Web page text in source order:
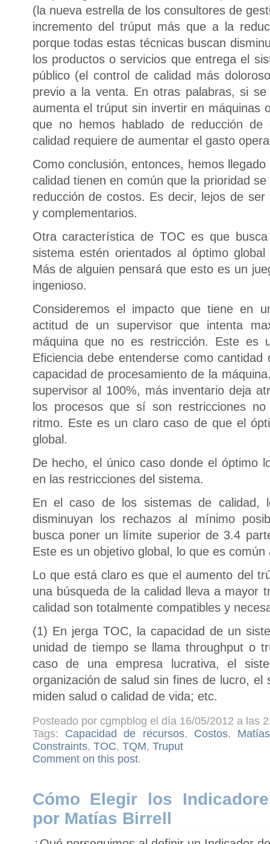
(la nueva estrella de los consultores de
incremento del trúput más que a la
porque todas estas técnicas buscan
los productos o servicios que entrega el
público (el control de calidad más
previo a la venta. En otras palabras, si
aumenta el trúput sin invertir en máquinas
que no hemos hablado de reducción
calidad requiere de aumentar el gasto
Como conclusión, entonces, hemos
calidad tienen en común que la prioridad
reducción de costos. Es decir, lejos de
y complementarios.
Otra característica de TOC es que
sistema estén orientados al óptimo
Más de alguien pensará que esto es un
ingenioso.
Consideremos el impacto que tiene en
actitud de un supervisor que intenta
máquina que no es restricción. Este es
Eficiencia debe entenderse como
capacidad de procesamiento de la
supervisor al 100%, más inventario deja
los procesos que sí son restricciones
ritmo. Este es un claro caso de que el
global.
De hecho, el único caso donde el óptimo
en las restricciones del sistema.
En el caso de los sistemas de
disminuyan los rechazos al mínimo
busca poner un límite superior de 3.4
Este es un objetivo global, lo que es común
Lo que está claro es que el aumento del
una búsqueda de la calidad lleva a mayor
calidad son totalmente compatibles y
(1) En jerga TOC, la capacidad de un
unidad de tiempo se llama throughput o
caso de una empresa lucrativa, el
organización de salud sin fines de lucro, el
miden salud o calidad de vida; etc.
Posteado por cgmpblog el día 16/05/2012 a las
Tags: Capacidad de recursos, Costos,
Constraints, TOC, TQM, Truput
Comment on this post.
Cómo Elegir los
por Matías Birrell